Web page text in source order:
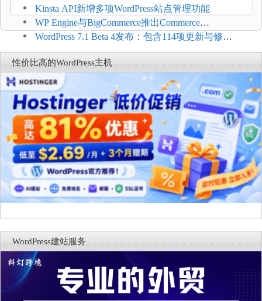
方便
Kinsta API新增多项WordPress站点管理功能
WP Engine与BigCommerce推出Commerce
Connect：WordPress商店可保留前台体验并扩展电
商能力
WordPress 7.1 Beta 4发布：包含114项更新与修
复，仅建议在测试环境体验
性价比高的WordPress主机
WordPress建站服务